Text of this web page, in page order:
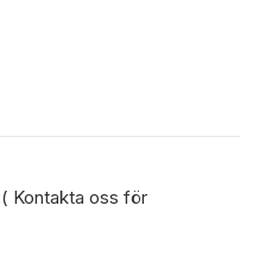
Kontakta oss för